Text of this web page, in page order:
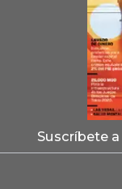
Suscríbete